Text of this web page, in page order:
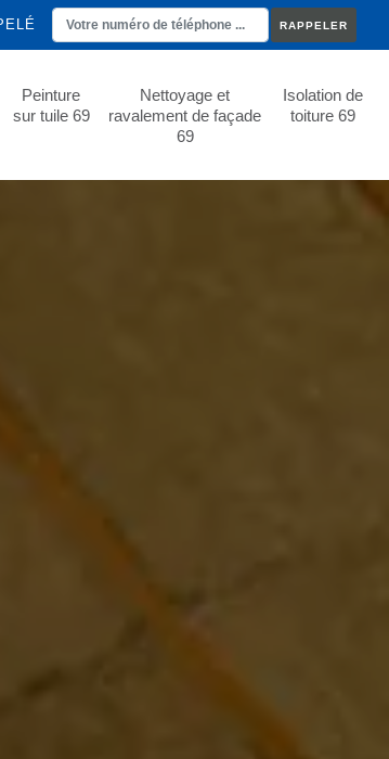
Peinture
sur tuile 69
Nettoyage et
ravalement de façade
69
Isolation de
toiture 69